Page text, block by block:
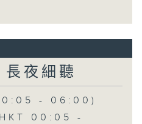
夜細聽
- 06:00)
00:05 -